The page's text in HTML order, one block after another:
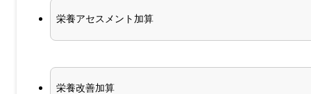
栄養アセスメント加算
栄養改善加算